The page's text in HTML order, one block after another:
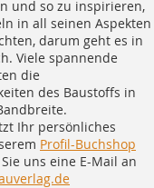
und so zu inspirieren,
in all seinen Aspekten
darum geht es in
Viele spannende
die
des Baustoffs in
Ihr persönliches
Profil-Buchshop
uns eine E-Mail an